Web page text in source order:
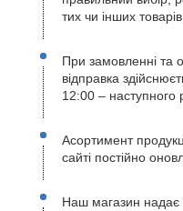
тих чи інших
При замовленні та
відправка
12:00 – наступного
Асортимент
сайті постійно
Наш магазин надає